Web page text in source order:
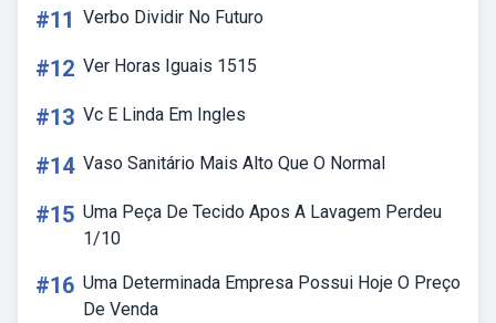
#11 Verbo Dividir No Futuro
#12 Ver Horas Iguais 1515
#13 Vc E Linda Em Ingles
#14 Vaso Sanitário Mais Alto Que O Normal
#15 Uma Peça De Tecido Apos A Lavagem Perdeu
1/10
#16 Uma Determinada Empresa Possui Hoje O Preço
De Venda